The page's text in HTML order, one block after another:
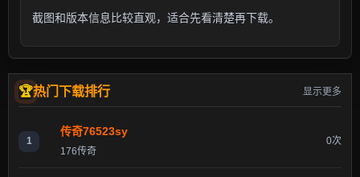
截图和版本信息比较直观，适合先看清楚再下载。
热门下载排行 显示更多
1
传奇76523sy
176传奇
0次